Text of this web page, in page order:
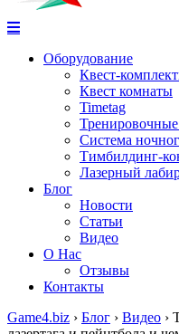
Оборудование
Квест-
Квест комнаты
Timetag
Cистема
Тимбилдинг-
Лазерный
Блог
Новости
Статьи
Видео
О Нас
Отзывы
Контакты
Game4.biz › Блог › Видео ›